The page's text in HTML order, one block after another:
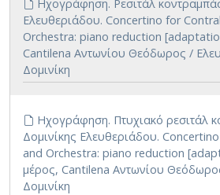
Ηχογράφηση. Ρεσιτάλ
Ελευθεριάδου. Concertino for
Orchestra: piano reduction
Cantilena Αντωνίου Θεόδωρος /
Δομινίκη
Ηχογράφηση. Πτυχιακό ρεσιτάλ
Δομινίκης Ελευθεριάδου.
and Orchestra: piano reduction
μέρος, Cantilena Αντωνίου
Δομινίκη